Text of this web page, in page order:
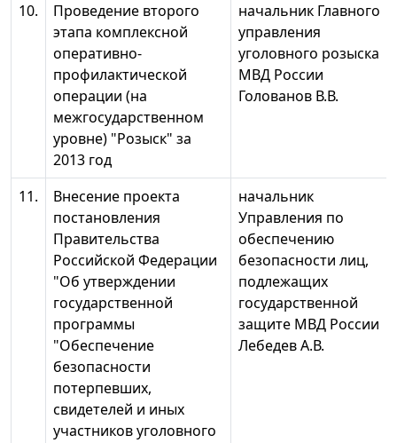
10.
Проведение второго
этапа комплексной
оперативно-
профилактической
операции (на
межгосударственном
уровне) "Розыск" за
2013 год
начальник Главного
управления
уголовного розыска
МВД России
Голованов В.В.
11.
Внесение проекта
постановления
Правительства
Российской Федерации
"Об утверждении
государственной
программы
"Обеспечение
безопасности
потерпевших,
свидетелей и иных
участников уголовного
начальник
Управления по
обеспечению
безопасности лиц,
подлежащих
государственной
защите МВД России
Лебедев А.В.